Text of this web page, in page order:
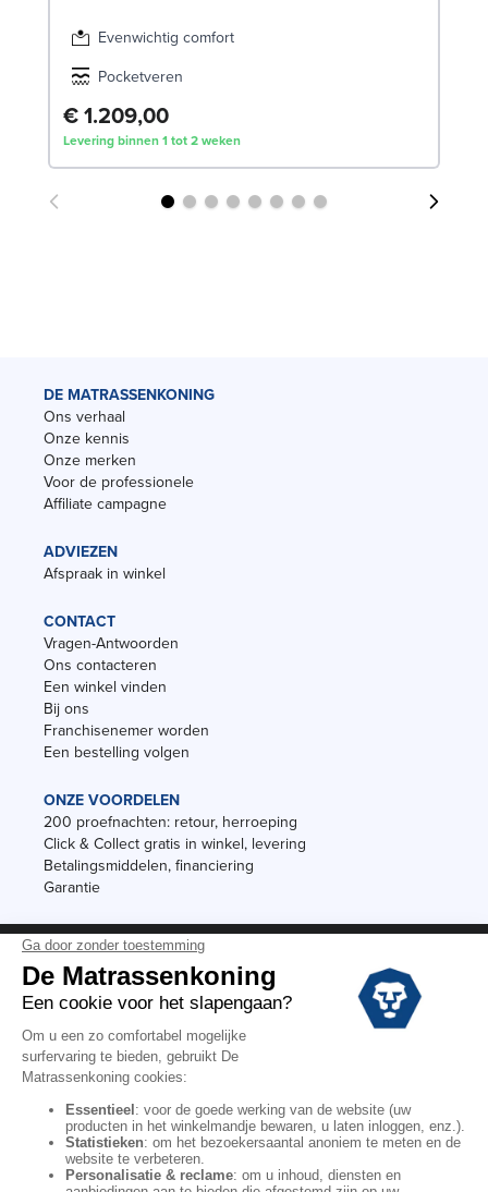
Evenwichtig comfort
Pocketveren
€ 1.209,00
Levering binnen 1 tot 2 weken
DE MATRASSENKONING
Ons verhaal
Onze kennis
Onze merken
Voor de professionele
Affiliate campagne
ADVIEZEN
Afspraak in winkel
CONTACT
Vragen-Antwoorden
Ons contacteren
Een winkel vinden
Bij ons
Franchisenemer worden
Een bestelling volgen
ONZE VOORDELEN
200 proefnachten: retour, herroeping
Click & Collect gratis in winkel, levering
Betalingsmiddelen, financiering
Garantie
Black Friday
Voorraadverkoop
Algemene verkoopvoorwaarden voor winkels
Algemene verkoopvoorwaarden op internet
Wettelijke Bepalingen
Persoonlijke gegevens
Kortingscodes De Matrassenkoning